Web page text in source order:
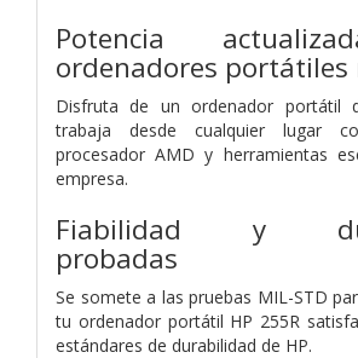
Potencia
ordenadores portátiles
Disfruta de un ordenador portátil
trabaja desde cualquier lugar
procesador AMD y herramientas
empresa.
Fiabilidad y
probadas
Se somete a las pruebas MIL-STD
tu ordenador portátil HP 255R
estándares de durabilidad de HP.